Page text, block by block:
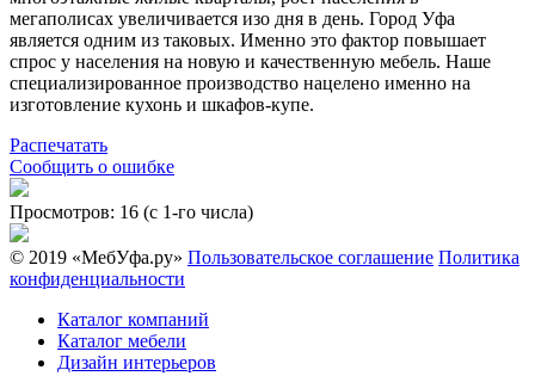
мегаполисах увеличивается изо дня в день. Город Уфа
является одним из таковых. Именно это фактор повышает
спрос у населения на новую и качественную мебель. Наше
специализированное производство нацелено именно на
изготовление кухонь и шкафов-купе.
Распечатать
Сообщить о ошибке
Просмотров: 16 (с 1-го числа)
© 2019 «МебУфа.ру» Пользовательское соглашение Политика
конфиденциальности
Каталог компаний
Каталог мебели
Дизайн интерьеров